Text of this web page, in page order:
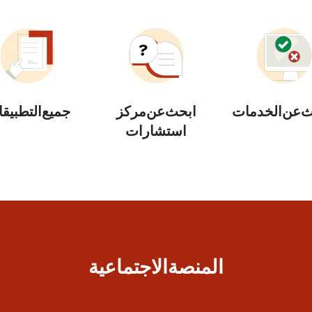
عن الخدمات
ابحث عن مركز
استشارات
جميع
المنصة الاجتماعية